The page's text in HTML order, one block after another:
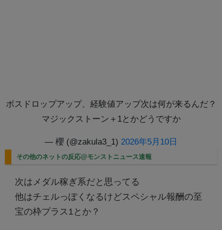
ボスドロップアップ、経験値アップ次は何が来るんだ？
マジックストーン＋1とかどうですか
— 櫻 (@zakula3_1) 2026年5月10日
その他のネットの反応@モンストニュース速報
次はメダル稼ぎ系だと思ってる
他はチェルっぽくなるけどスペシャル報酬の至
宝の枠プラス1とか？